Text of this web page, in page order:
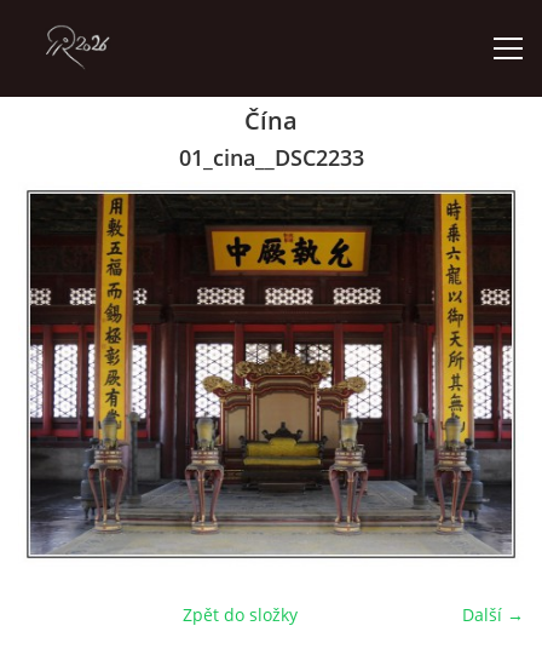
GALERIE
KONTAKT
© 2026 eStránky.cz
Čína
01_cina__DSC2233
Další →
Zpět do složky